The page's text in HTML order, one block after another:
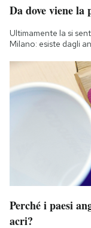
Da dove viene la
Ultimamente la si
Milano: esiste dagli
Perché i paesi
acri?